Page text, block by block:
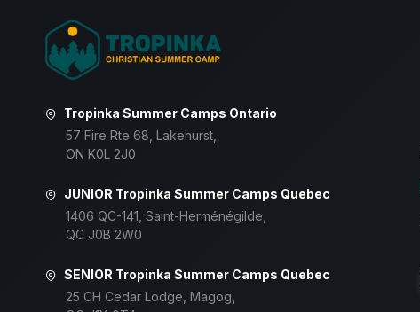
Tropinka Summer Camps Ontario
57 Fire Rte 68, Lakehurst,
ON K0L 2J0
JUNIOR Tropinka Summer Camps Quebec
1406 QC-141, Saint-Herménégilde,
QC J0B 2W0
SENIOR Tropinka Summer Camps Quebec
25 CH Cedar Lodge, Magog,